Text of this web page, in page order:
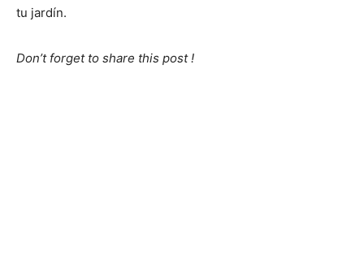
tu jardín.
Don’t forget to share this post !